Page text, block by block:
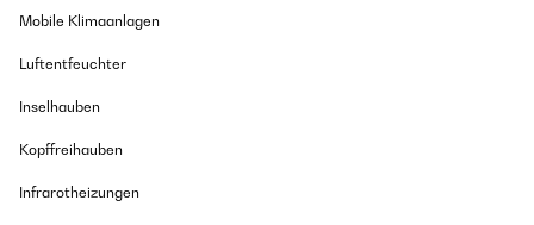
Mobile Klimaanlagen
Luftentfeuchter
Inselhauben
Kopffreihauben
Infrarotheizungen